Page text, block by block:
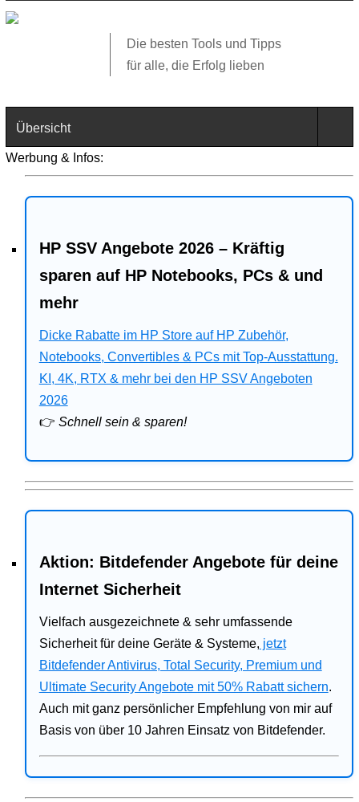
Die besten Tools und Tipps
für alle, die Erfolg lieben
Übersicht
Web
Business
Angebote
Bitdefender
Ratgeber
Werbung & Infos:
HP SSV Angebote 2026 – Kräftig
sparen auf HP Notebooks, PCs & und
mehr
Dicke Rabatte im HP Store auf HP Zubehör,
Notebooks, Convertibles & PCs mit Top-Ausstattung.
KI, 4K, RTX & mehr bei den HP SSV Angeboten
2026
👉 Schnell sein & sparen!
Aktion: Bitdefender Angebote für deine
Internet Sicherheit
Vielfach ausgezeichnete & sehr umfassende
Sicherheit für deine Geräte & Systeme, jetzt
Bitdefender Antivirus, Total Security, Premium und
Ultimate Security Angebote mit 50% Rabatt sichern.
Auch mit ganz persönlicher Empfehlung von mir auf
Basis von über 10 Jahren Einsatz von Bitdefender.